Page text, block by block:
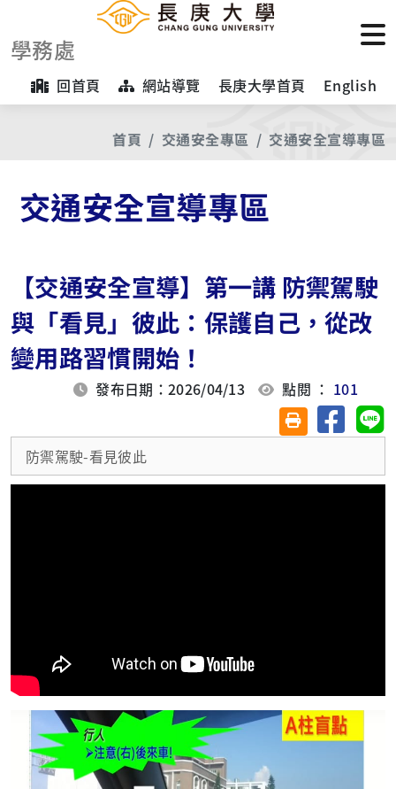
學務處
回首頁 網站導覽 長庚大學首頁 English
首頁 交通安全專區 交通安全宣導專區
交通安全宣導專區
【交通安全宣導】第一講 防禦駕駛
與「看見」彼此：保護自己，從改
變用路習慣開始！
發布日期：2026/04/13 點閱 ： 101
友善列印(另開視
分享至
防禦駕駛-看見彼此